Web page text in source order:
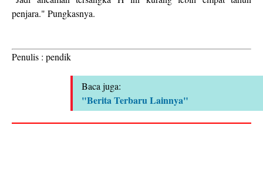
penjara." Pungkasnya.
Penulis : pendik
Baca juga:
"Berita Terbaru Lainnya"